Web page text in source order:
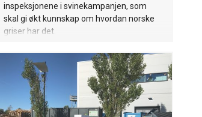
inspeksjonene i svinekampanjen, som
skal gi økt kunnskap om hvordan norske
griser har det.